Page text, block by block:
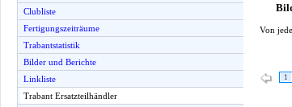
Clubliste
Fertigungszeiträume
Trabantstatistik
Bilder und Berichte
Linkliste
Trabant Ersatzteilhändler
Von
1